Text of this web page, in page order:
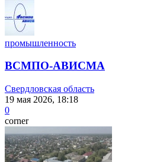
промышленность
ВСМПО-АВИСМА
Свердловская область
19 мая 2026, 18:18
0
corner